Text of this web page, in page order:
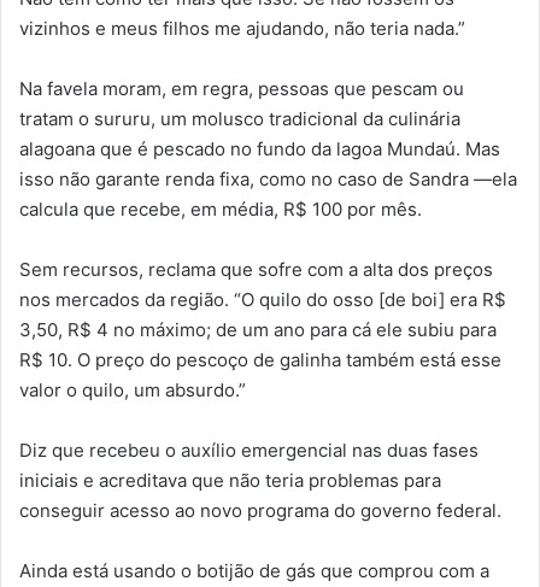
vizinhos e meus filhos me ajudando, não teria nada.”
Na favela moram, em regra, pessoas que pescam ou
tratam o sururu, um molusco tradicional da culinária
alagoana que é pescado no fundo da lagoa Mundaú. Mas
isso não garante renda fixa, como no caso de Sandra —ela
calcula que recebe, em média, R$ 100 por mês.
Sem recursos, reclama que sofre com a alta dos preços
nos mercados da região. “O quilo do osso [de boi] era R$
3,50, R$ 4 no máximo; de um ano para cá ele subiu para
R$ 10. O preço do pescoço de galinha também está esse
valor o quilo, um absurdo.”
Diz que recebeu o auxílio emergencial nas duas fases
iniciais e acreditava que não teria problemas para
conseguir acesso ao novo programa do governo federal.
Ainda está usando o botijão de gás que comprou com a